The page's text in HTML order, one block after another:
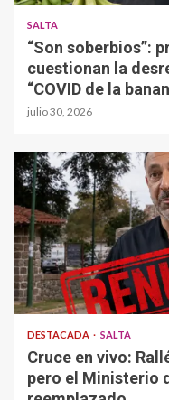
SALTA
“Son soberbios”:
cuestionan la
“COVID de la
julio 30, 2026
DESTACADA SALTA
Cruce en vivo:
pero el Ministerio